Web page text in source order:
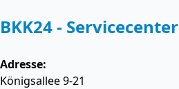
BKK24 - Servicecenter
Adresse:
Königsallee 9-21